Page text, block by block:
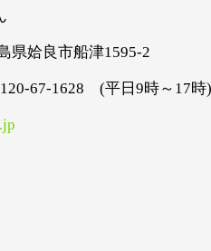
県姶良市船津1595-2
67-1628 (平日9時～17時)